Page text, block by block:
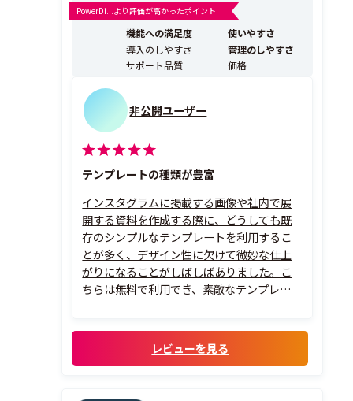
し、ドラッグ＆ドロップ操作で直感的にあらゆるデザイ
ンを作成できます。 Canvaの特長は、デザインの経験が
ない人でも、短時間でプロフェッショナルに見え...
PowerDi...より評価が高かったポイント
機能への満足度
使いやすさ
導入のしやすさ
管理のしやすさ
サポート品質
価格
非公開ユーザー
テンプレートの種類が豊富
インスタグラムに掲載する画像や社内で展
開する資料を作成する際に、どうしても既
存のシンプルなテンプレートを利用するこ
とが多く、デザイン性に欠けて微妙な仕上
がりになることがしばしばありました。こ
ちらは無料で利用でき、素敵なテンプレート
できて、とても満足しています。
レビューを見る